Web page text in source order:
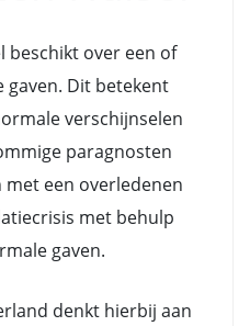
beschikt over een of
Dit betekent
verschijnselen
paragnosten
een overledenen
met behulp
gaven.
denkt hierbij aan